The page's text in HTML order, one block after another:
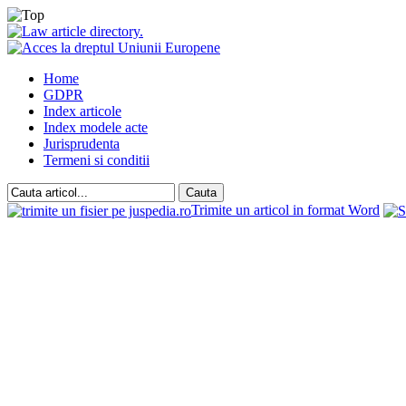
Home
GDPR
Index articole
Index modele acte
Jurisprudenta
Termeni si conditii
Trimite un articol in format Word